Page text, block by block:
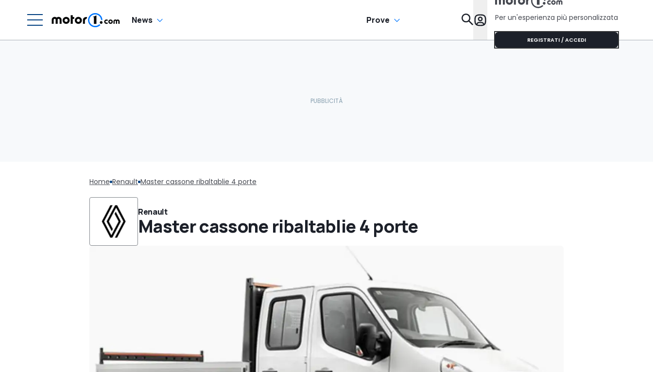
News Prove Da Sapere
Per un'esperienza più personalizzata
REGISTRATI / ACCEDI
Home Renault Master cassone ribaltablie 4 porte
Renault
Master cassone ribaltablie 4 porte